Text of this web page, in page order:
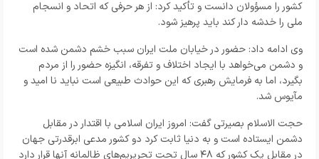
کشور را مسؤولان دانست و تأکید کرد: از هر حرفی که اتحاد و انسجام
ملی را خدشه دار کند باید پرهیز شود.
وی ادامه داد: حضور در خیابان ملت ایران سبب خشم دشمن شده است
و دشمن می‌خواهد با ایجاد اختلاف و تفرقه، انگیزه حضور را از مردم
بگیرد، اما به فرمایش رهبری که این حوادث طبیعی است نباید نا امید و
مآیوس شد.
حجت الاسلام بصیرتی گفت: امروز ایران اسلامی با اقتدار در مقابل
دشمن ایستاده است و به دنیا ثابت کرد دو کشور مدعی ابرقدرتی جهان
در مقابل یک کشور که ۴۸ سال تحت تحریریم‌های ظالمانه آنها قرار دارد